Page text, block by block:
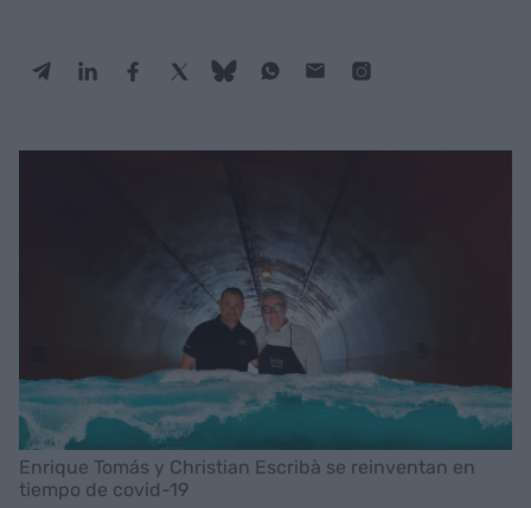
Enrique Tomás y Christian Escribà se reinventan en
tiempo de covid-19